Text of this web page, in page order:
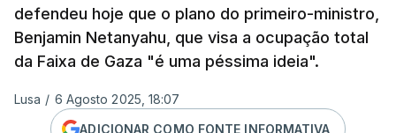
defendeu hoje que o plano do primeiro-ministro,
Benjamin Netanyahu, que visa a ocupação total
da Faixa de Gaza "é uma péssima ideia".
Lusa / 6 Agosto 2025, 18:07
ADICIONAR COMO FONTE INFORMATIVA